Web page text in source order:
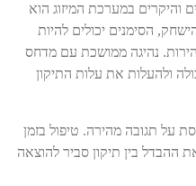
והיקרים במערכת המיזוג הוא
הסימנים יכולים להיות
נהיגה ממושכת עם מדחס
ולהעלות את עלות התיקון
על תגובה מהירה. טיפול בזמן
ההבדל בין תיקון סביר להוצאה